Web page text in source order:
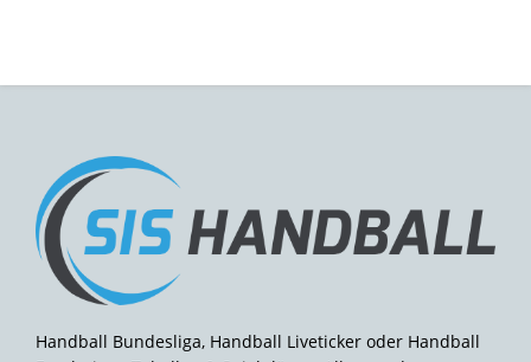
Handball Bundesliga, Handball Liveticker oder Handball